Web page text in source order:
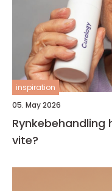
inspiration
05. May 2026
Rynkebehandling hva fungerer, og hva bør du
vite?